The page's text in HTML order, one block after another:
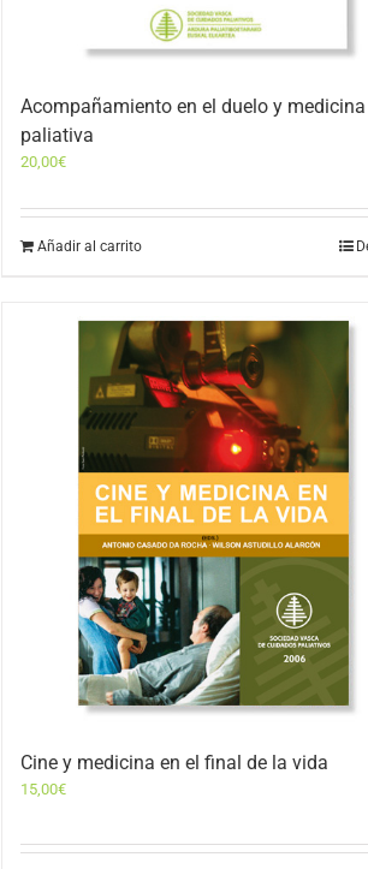
Acompañamiento en el duelo y medicina
paliativa
20,00€
Añadir al carrito
Cine y medicina en el final de la vida
15,00€